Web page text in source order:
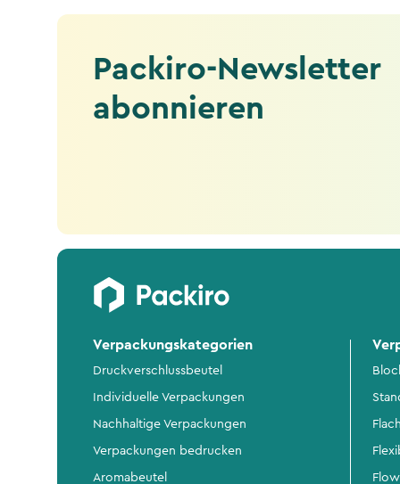
Packiro-Newsletter
abonnieren
Verpackungskategorien
Druckverschlussbeutel
Individuelle Verpackungen
Nachhaltige Verpackungen
Verpackungen bedrucken
Aromabeutel